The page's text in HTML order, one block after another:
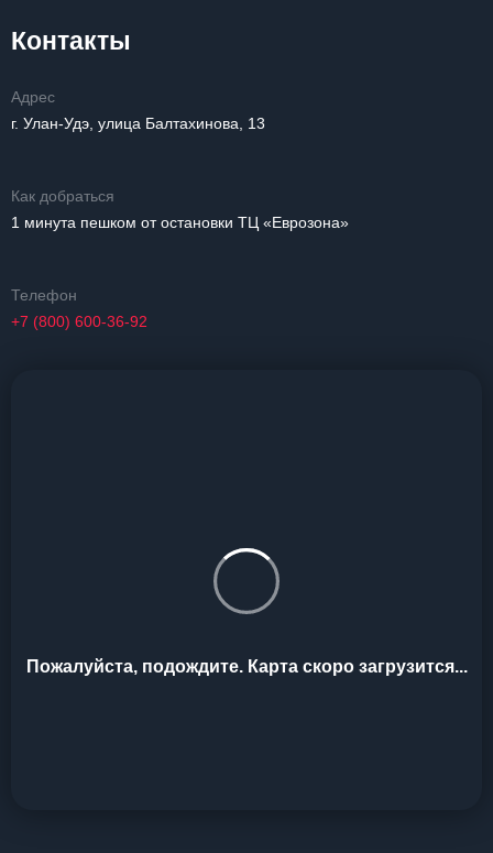
Контакты
Адрес
г. Улан-Удэ, улица Балтахинова, 13
Как добраться
1 минута пешком от остановки ТЦ «Еврозона»
Телефон
+7 (800) 600-36-92
Пожалуйста, подождите. Карта скоро загрузится...